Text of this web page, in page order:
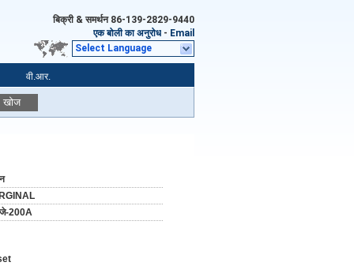
बिक्री & समर्थन 86-139-2829-9440
एक बोली का अनुरोध - Email
Select Language
वी.आर.
खोज
200A